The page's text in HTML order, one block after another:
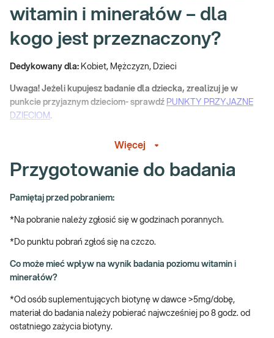
witamin i minerałów – dla
kogo jest przeznaczony?
Dedykowany dla: Kobiet, Mężczyzn, Dzieci
Uwaga! Jeżeli kupujesz badanie dla dziecka, zrealizuj je w
punkcie przyjaznym dzieciom- sprawdź PUNKTY PRZYJAZNE
DZIECIOM .
mineralnych objawiających się np. jako spadek odporności, anemia,
osteoporoza, pogorszenie stanu skóry i włosów
→ W monitorowaniu efektów suplementacji witaminami lub/i
składnikami mineralnymi
→ Profilaktycznie, do oceny ogólnego stanu zdrowia
Jak się pobiera materiał do badania niedoboru witamin i
minerałów?
Do wykonania badań uwzględnionych w e-pakiecie niezbędna jest
próbka krwi.
Więcej
Przygotowanie do badania
Pamiętaj przed pobraniem:
*Na pobranie należy zgłosić się w godzinach porannych.
*Do punktu pobrań zgłoś się na czczo.
Co może mieć wpływ na wynik badania poziomu witamin i
minerałów?
*Od osób suplementujących biotynę w dawce >5mg/dobę,
materiał do badania należy pobierać najwcześniej po 8 godz. od
ostatniego zażycia biotyny.